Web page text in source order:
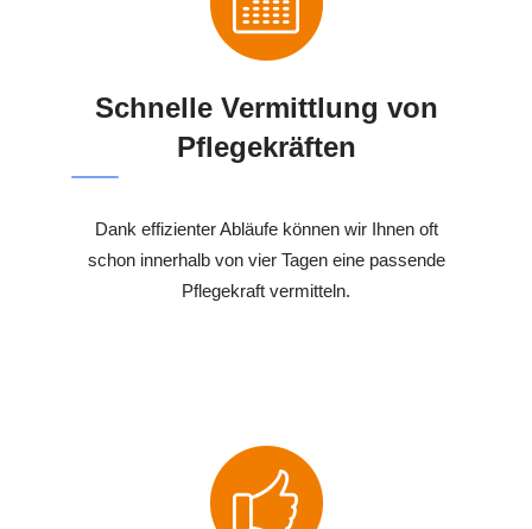
Schnelle Vermittlung von
Pflegekräften
Dank effizienter Abläufe können wir Ihnen oft
schon innerhalb von vier Tagen eine passende
Pflegekraft vermitteln.